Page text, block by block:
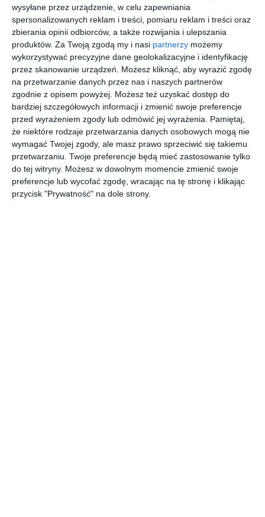
wysyłane przez urządzenie, w celu zapewniania
spersonalizowanych reklam i treści, pomiaru reklam i treści oraz
zbierania opinii odbiorców, a także rozwijania i ulepszania
produktów. Za Twoją zgodą my i nasi partnerzy możemy
wykorzystywać precyzyjne dane geolokalizacyjne i identyfikację
przez skanowanie urządzeń. Możesz kliknąć, aby wyrazić zgodę
na przetwarzanie danych przez nas i naszych partnerów
zgodnie z opisem powyżej. Możesz też uzyskać dostęp do
bardziej szczegółowych informacji i zmienić swoje preferencje
przed wyrażeniem zgody lub odmówić jej wyrażenia.
Pamiętaj,
że niektóre rodzaje przetwarzania danych osobowych mogą nie
wymagać Twojej zgody, ale masz prawo sprzeciwić się takiemu
przetwarzaniu. Twoje preferencje będą mieć zastosowanie tylko
do tej witryny. Możesz w dowolnym momencie zmienić swoje
preferencje lub wycofać zgodę, wracając na tę stronę i klikając
przycisk "Prywatność" na dole strony.
Po potwierdzeniu miejsca pobytu policjanci zorganizowali
działania i zatrzymali mężczyznę na terenie warszawskiej Woli.
Po sporządzeniu wymaganej dokumentacji został doprowadzony
do zakładu karnego, gdzie odbędzie orzeczoną przez sąd karę.
podziel się tweetnij kanał RSS wyślij link
Dziękujemy, że czytasz nasze artykuły. Chcesz na bieżąco
śledzić ważne sprawy w Twojej dzielnicy i w Warszawie?
Zapisz się do naszego newslettera